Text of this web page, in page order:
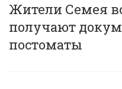
Жители Семея
получают
постоматы